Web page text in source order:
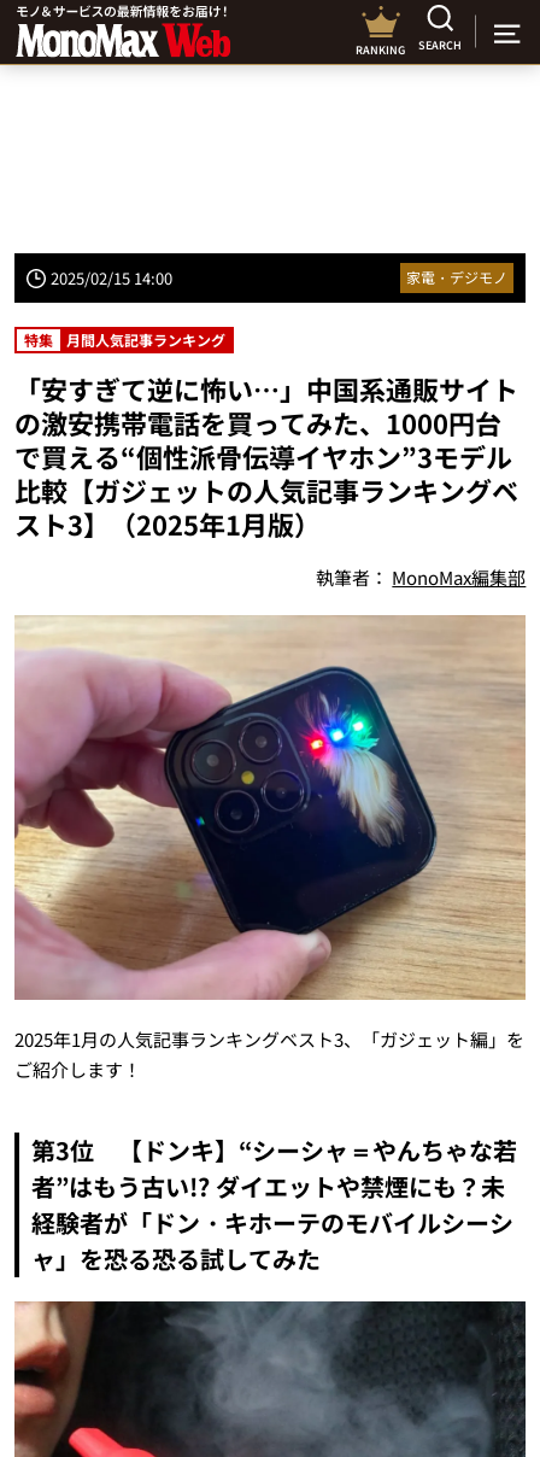
RANKING SEARCH
2025/02/15 14:00 家電・デジモノ
特集 月間人気記事ランキング
「安すぎて逆に怖い…」中国系通販サイト
の激安携帯電話を買ってみた、1000円台
で買える“個性派骨伝導イヤホン”3モデル
比較【ガジェットの人気記事ランキングベ
スト3】（2025年1月版）
執筆者： MonoMax編集部
2025年1月の人気記事ランキングベスト3、「ガジェット編」を
ご紹介します！
第3位 【ドンキ】“シーシャ＝やんちゃな若
者”はもう古い!? ダイエットや禁煙にも？未
経験者が「ドン・キホーテのモバイルシーシ
ャ」を恐る恐る試してみた